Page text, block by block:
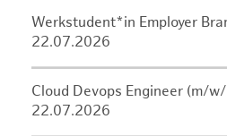
Werkstudent*in Employer
22.07.2026
Cloud Devops Engineer (m/
22.07.2026